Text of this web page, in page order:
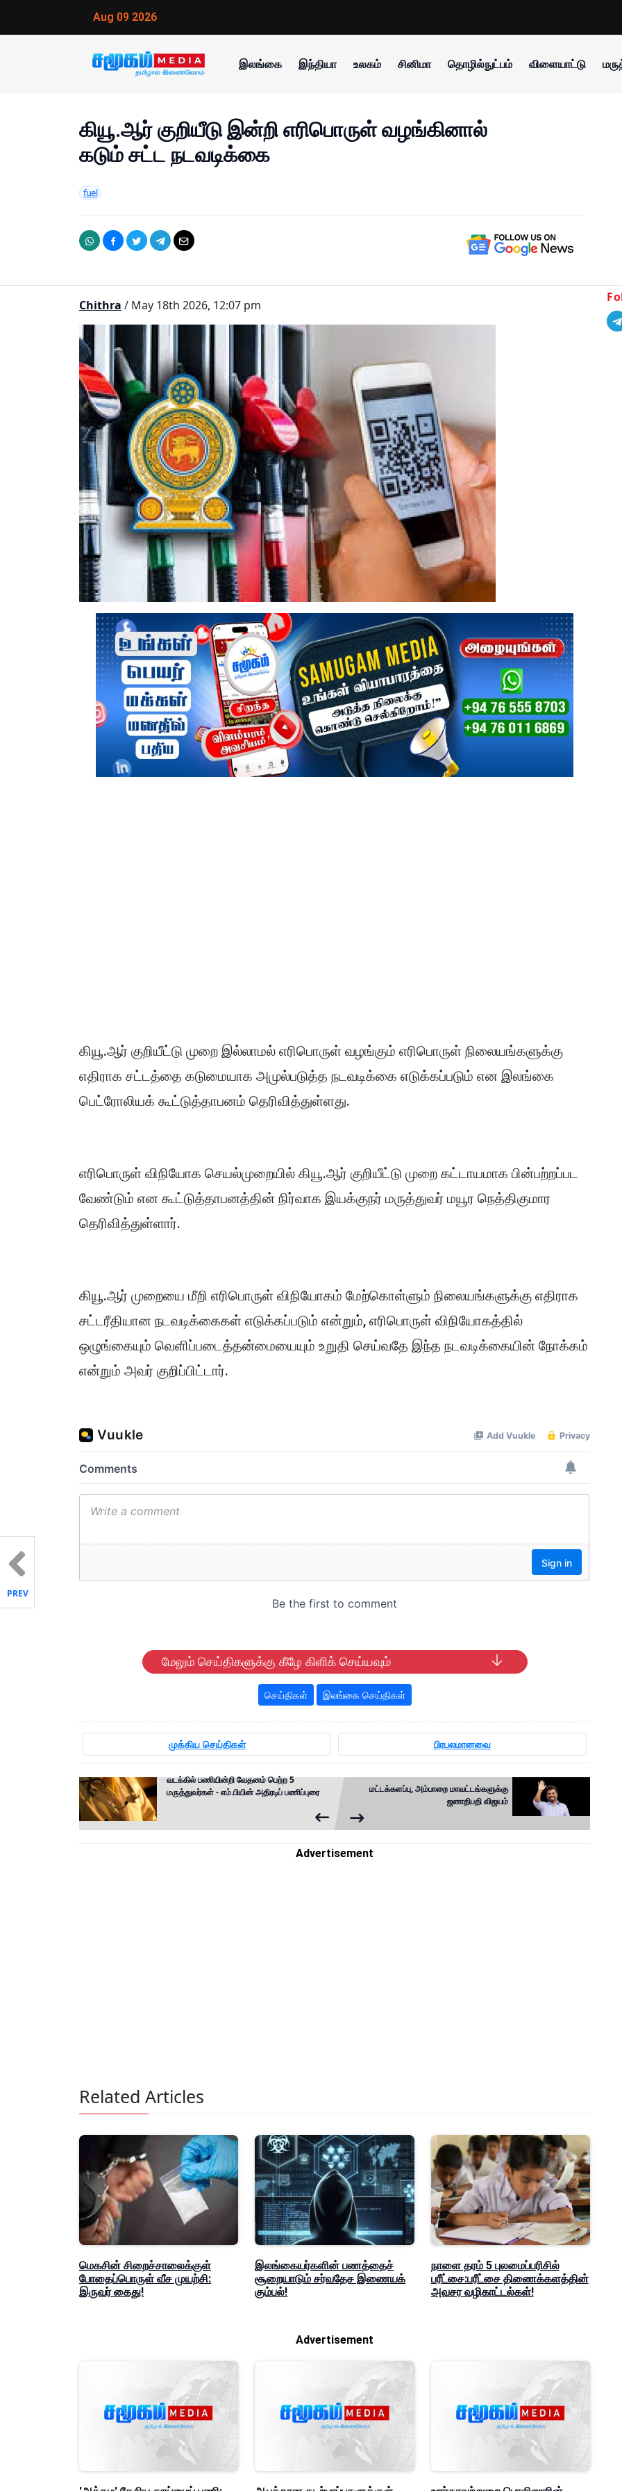
Aug 09 2026
இலங்கை இந்தியா உலகம் சினிமா தொழில்நுட்பம் விளையாட்டு
கியூ.ஆர் குறியீடு இன்றி எரிபொருள் வழங்கினால்
கடும் சட்ட நடவடிக்கை
fuel
Chithra / May 18th 2026, 12:07 pm
கியூ.ஆர் குறியீட்டு முறை இல்லாமல் எரிபொருள் வழங்கும் எரிபொருள் நிலையங்களுக்கு
எதிராக சட்டத்தை கடுமையாக அமுல்படுத்த நடவடிக்கை எடுக்கப்படும் என இலங்கை
பெட்ரோலியக் கூட்டுத்தாபனம் தெரிவித்துள்ளது.
எரிபொருள் விநியோக செயல்முறையில் கியூ.ஆர் குறியீட்டு முறை கட்டாயமாக பின்பற்றப்பட
வேண்டும் என கூட்டுத்தாபனத்தின் நிர்வாக இயக்குநர் மருத்துவர் மயூர நெத்திகுமார
தெரிவித்துள்ளார்.
கியூ.ஆர் முறையை மீறி எரிபொருள் விநியோகம் மேற்கொள்ளும் நிலையங்களுக்கு எதிராக
சட்டரீதியான நடவடிக்கைகள் எடுக்கப்படும் என்றும், எரிபொருள் விநியோகத்தில்
ஒழுங்கையும் வெளிப்படைத்தன்மையையும் உறுதி செய்வதே இந்த நடவடிக்கையின் நோக்கம்
என்றும் அவர் குறிப்பிட்டார்.
மேலும் செய்திகளுக்கு கீழே கிளிக் செய்யவும்
செய்திகள் இலங்கை செய்திகள்
முக்கிய செய்திகள் பிரபலமானவை
வடக்கில் பணியின்றி வேதனம் பெற்ற 5
மருத்துவர்கள் - எம்.பியின் அதிரடிப் பணிப்புரை
மட்டக்களப்பு, அம்பாறை மாவட்டங்களுக்கு
ஜனாதிபதி விஜயம்
PREV
Advertisement
Related Articles
மெகசின் சிறைச்சாலைக்குள்
போதைப்பொருள் வீச முயற்சி:
இருவர் கைது!
இலங்கையர்களின் பணத்தைச்
சூறையாடும் சர்வதேச இணையக்
கும்பல்!
நாளை தரம் 5 புலமைப்பரிசில்
பரீட்சை:பரீட்சை திணைக்களத்தின்
அவசர வழிகாட்டல்கள்!
Advertisement